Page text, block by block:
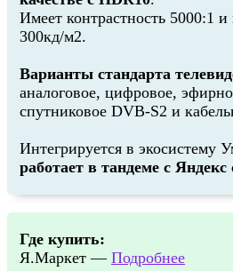
Имеет контрастность 5000:1 и
300кд/м2.
Варианты стандарта
аналоговое, цифровое,
спутниковое DVB-S2 и
Интегрируется в экосистему
работает в тандеме с Яндекс
Где купить:
Я.Маркет — Подробнее